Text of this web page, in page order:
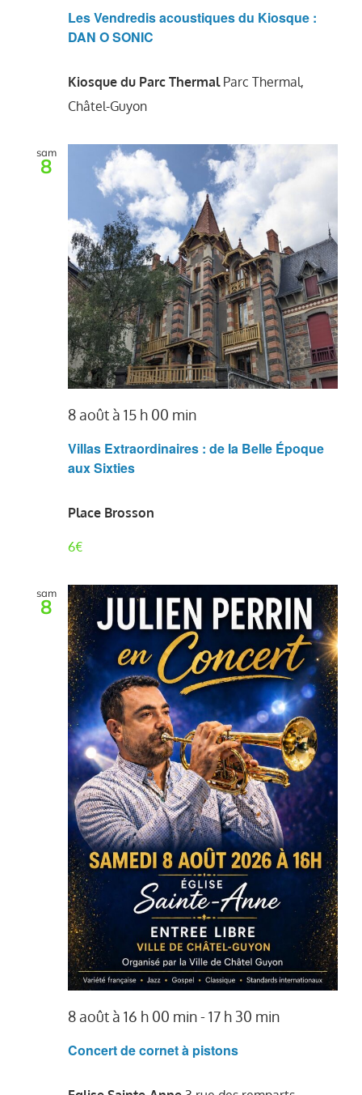
Les Vendredis acoustiques du Kiosque :
DAN O SONIC
Kiosque du Parc Thermal Parc Thermal,
Châtel-Guyon
sam
8
Villas Extraordinaires : de la Belle Époque
aux Sixties
8 août à 15 h 00 min
Place Brosson
6€
sam
8
Concert de cornet à pistons
8 août à 16 h 00 min-17 h 30 min